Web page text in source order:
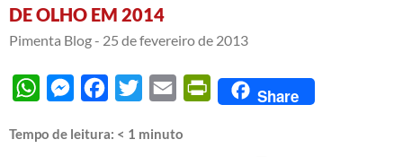
DE OLHO EM 2014
Pimenta Blog - 25 de fevereiro de 2013
WhatsAppMessengerFacebook
Twitter Email PrintFriendly
Share
Tempo de leitura: < 1 minuto